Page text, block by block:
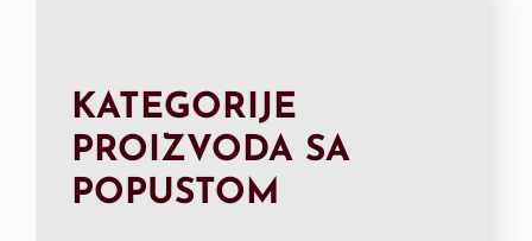
KATEGORIJE
PROIZVODA SA
POPUSTOM